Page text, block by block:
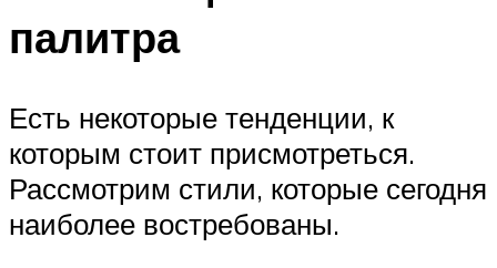
палитра
Есть некоторые тенденции, к
которым стоит присмотреться.
Рассмотрим стили, которые сегодня
наиболее востребованы.